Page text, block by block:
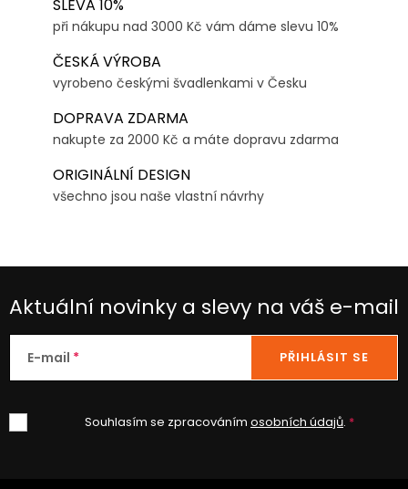
SLEVA 10%
při nákupu nad 3000 Kč vám dáme slevu 10%
ČESKÁ VÝROBA
vyrobeno českými švadlenkami v Česku
DOPRAVA ZDARMA
nakupte za 2000 Kč a máte dopravu zdarma
ORIGINÁLNÍ DESIGN
všechno jsou naše vlastní návrhy
Aktuální novinky a slevy na váš e-mail
E-mail
Souhlasím se zpracováním osobních údajů.
PŘIHLÁSIT SE